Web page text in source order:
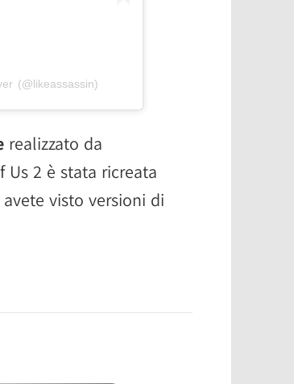
(@likeassassin)
realizzato da
Us 2 è stata ricreata
visto versioni di